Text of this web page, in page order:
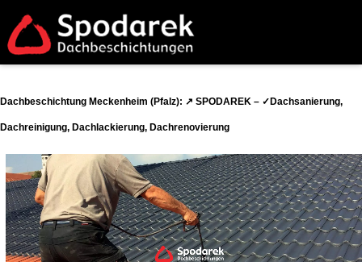
Dachbeschichtung Meckenheim (Pfalz): ↗️ SPODAREK – ✓Dachsanierung,
Dachreinigung, Dachlackierung, Dachrenovierung